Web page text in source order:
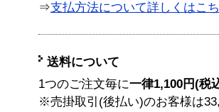
⇒支払方法について詳しくはこ
送料について
1つのご注文毎に一律1,100円(税
※売掛取引(後払い)のお客様は